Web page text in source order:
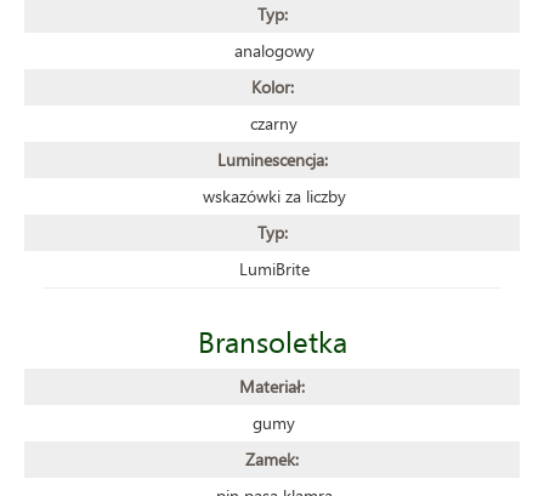
Typ:
analogowy
Kolor:
czarny
Luminescencja:
wskazówki za liczby
Typ:
LumiBrite
Bransoletka
Materiał:
gumy
Zamek: